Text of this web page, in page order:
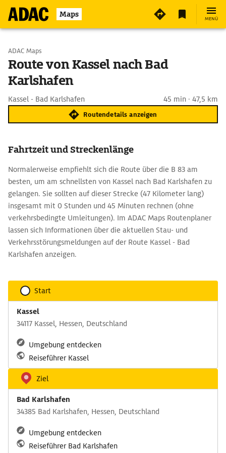
Maps MENÜ
Start wählen
Ziel eingeben
ADAC Maps
Route von Kassel nach Bad
Karlshafen
Kassel - Bad Karlshafen 45 min · 47,5 km
Routendetails anzeigen
Fahrtzeit und Streckenlänge
Normalerweise empfiehlt sich die Route über die B 83 am
besten, um am schnellsten von Kassel nach Bad Karlshafen zu
gelangen. Sie sollten auf dieser Strecke (47 Kilometer lang)
insgesamt mit 0 Stunden und 45 Minuten rechnen (ohne
verkehrsbedingte Umleitungen). Im ADAC Maps Routenplaner
lassen sich Informationen über die aktuellen Stau- und
Verkehrsstörungsmeldungen auf der Route Kassel - Bad
Karlshafen anzeigen.
Start
Kassel
34117 Kassel, Hessen, Deutschland
Umgebung entdecken
Reiseführer Kassel
Ziel
Bad Karlshafen
34385 Bad Karlshafen, Hessen, Deutschland
Umgebung entdecken
Reiseführer Bad Karlshafen